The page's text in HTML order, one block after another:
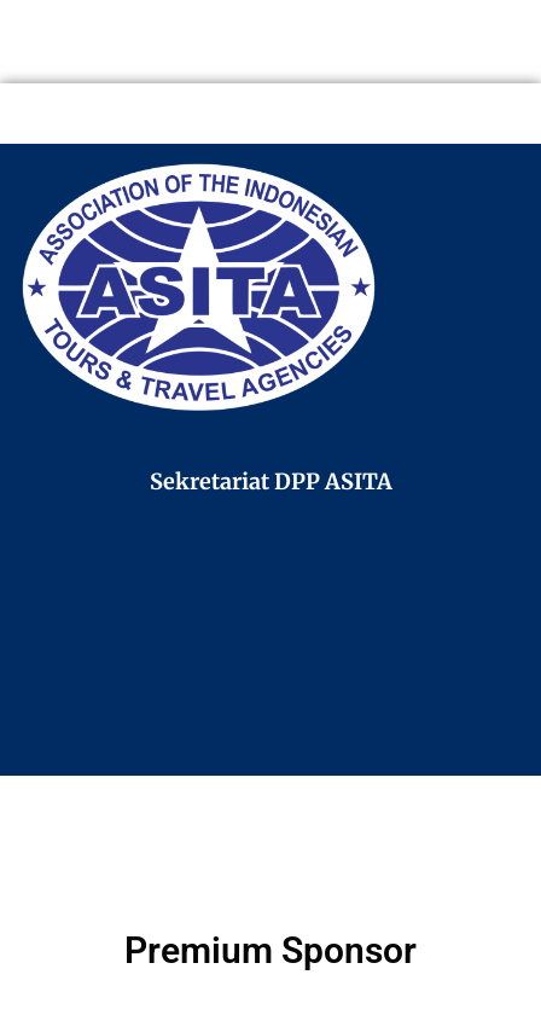
Sekretariat DPP ASITA
Premium Sponsor